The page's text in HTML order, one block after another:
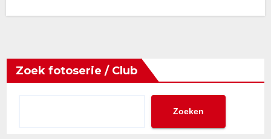
Zoek fotoserie / Club
Zoeken